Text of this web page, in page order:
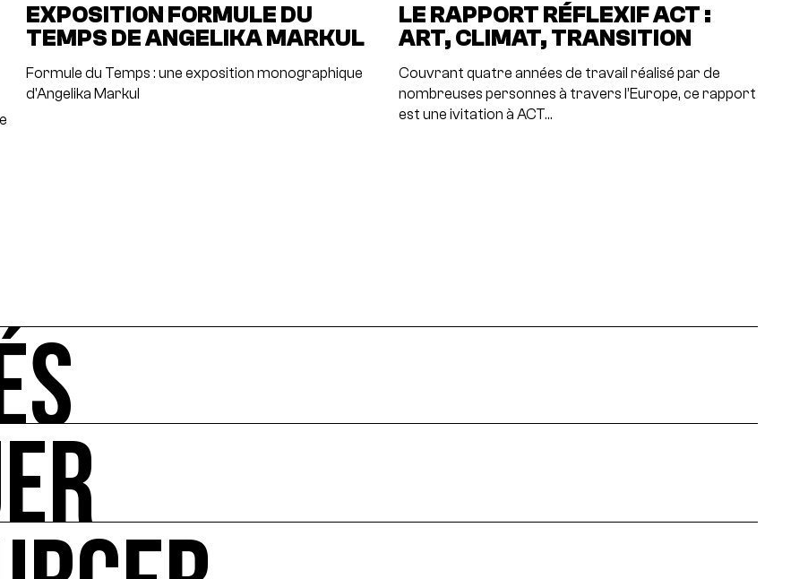
EXPOSITION FORMULE DU
TEMPS DE ANGELIKA MARKUL
Formule du Temps : une exposition monographique
d'Angelika Markul
LE RAPPORT RÉFLEXIF ACT :
ART, CLIMAT, TRANSITION
Couvrant quatre années de travail réalisé par de
nombreuses personnes à travers l’Europe, ce rapport
est une ivitation à ACT…
vous de l'art et de l'écologie : manifestations, appels à projets, rencontres...
ses impacts.